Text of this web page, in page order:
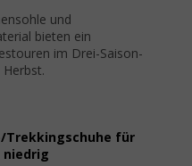
und
bieten ein
im Drei-Saison-
Trekkingschuhe für
niedrig